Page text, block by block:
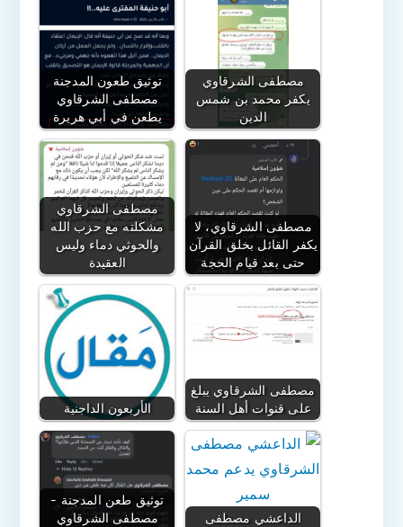
توثيق طعون المدجنة
مصطفى الشرقاوي
يطعن في أبي هريرة
مصطفى الشرقاوي
يكفر محمد بن شمس
الدين
مصطفى الشرقاوي
مشكلته مع حزب الله
والحوثي دماء وليس
العقيدة
مصطفى الشرقاوي، لا
يكفر القائل بخلق القرآن
حتى بعد قيام الحجة
الأربعون الداجنية
مصطفى الشرقاوي يبلغ
على قنوات أهل السنة
توثيق طعن المدجنة -
مصطفى الشرقاوي
الداعشي مصطفى